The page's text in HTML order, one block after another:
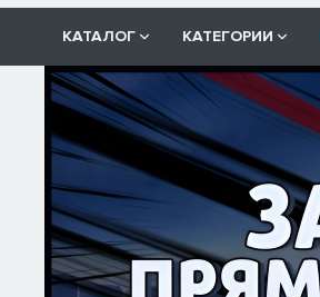
КАТАЛОГ КАТЕГОРИИ